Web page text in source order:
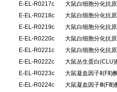
E-EL-R0217c
大鼠白细胞分化抗
E-EL-R0218c
大鼠白细胞分化抗
E-EL-R0219c
大鼠白细胞分化抗
E-EL-R0220c
大鼠白细胞分化抗
E-EL-R0221c
大鼠白细胞分化抗
E-EL-R0222c
大鼠丛生蛋白
E-EL-R0223c
大鼠凝血因子Ⅱ(FⅡ)
E-EL-R0224c
大鼠凝血因子Ⅲ(FⅢ)